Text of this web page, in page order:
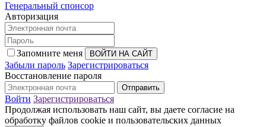
Генеральный спонсор
Авторизация
Запомните меня
Забыли пароль Зарегистрироваться
Восстановление пароля
Войти Зарегистрироваться
Продолжая использовать наш сайт, вы даете согласие на
обработку файлов cookie и пользовательских данных